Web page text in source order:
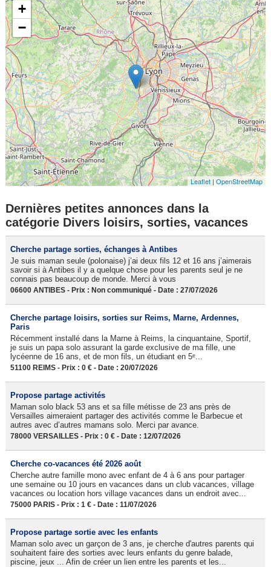
+
−
Leaflet |OpenStreetMap
Dernières petites annonces dans la
catégorie Divers loisirs, sorties, vacances
Cherche partage sorties, échanges à Antibes
Je suis maman seule (polonaise) j’ai deux fils 12 et 16 ans j’aimerais
savoir si à Antibes il y a quelque chose pour les parents seul je ne
connais pas beaucoup de monde. Merci à vous
06600 ANTIBES - Prix : Non communiqué - Date : 27/07/2026
Cherche partage loisirs, sorties sur Reims, Marne, Ardennes,
Paris
Récemment installé dans la Marne à Reims, la cinquantaine, Sportif,
je suis un papa solo assurant la garde exclusive de ma fille, une
lycéenne de 16 ans, et de mon fils, un étudiant en 5ᵉ...
51100 REIMS - Prix : 0 € - Date : 20/07/2026
Propose partage activités
Maman solo black 53 ans et sa fille métisse de 23 ans près de
Versailles aimeraient partager des activités comme le Barbecue et
autres avec d’autres mamans solo. Merci par avance.
78000 VERSAILLES - Prix : 0 € - Date : 12/07/2026
Cherche co-vacances été 2026 août
Cherche autre famille mono avec enfant de 4 à 6 ans pour partager
une semaine ou 10 jours en vacances dans un club vacances, village
vacances ou location hors village vacances dans un endroit avec...
75000 PARIS - Prix : 1 € - Date : 11/07/2026
Propose partage sortie avec les enfants
Maman solo avec un garçon de 3 ans, je cherche d'autres parents qui
souhaitent faire des sorties avec leurs enfants du genre balade,
piscine, jeux ... Afin de créer un lien entre les parents et les...